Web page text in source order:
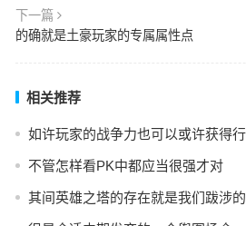
下一篇
的确就是土豪玩家的专属属性点
相关推荐
如许玩家的战争力也可以或许获得
不管怎样看PK中都应当很强才对
其间英雄之塔的存在就是我们跋涉